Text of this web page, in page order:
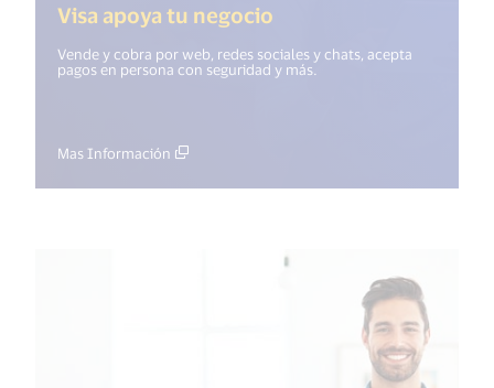
Visa apoya tu negocio
Vende y cobra por web, redes sociales y chats, acepta
pagos en persona con seguridad y más.
Mas Información